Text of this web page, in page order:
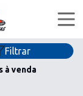
Filtrar
à venda